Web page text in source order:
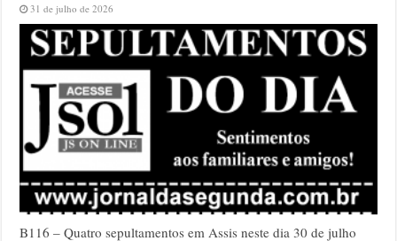
31 de julho de 2026
B116 – Quatro sepultamentos em Assis neste dia 30 de julho